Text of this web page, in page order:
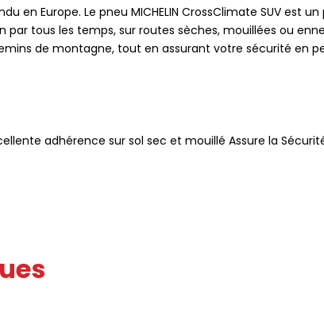
en Europe. Le pneu MICHELIN CrossClimate SUV
tous les temps, sur routes sèches, mouillées ou
de montagne, tout en assurant votre sécurité en
adhérence sur sol sec et mouillé Assure la